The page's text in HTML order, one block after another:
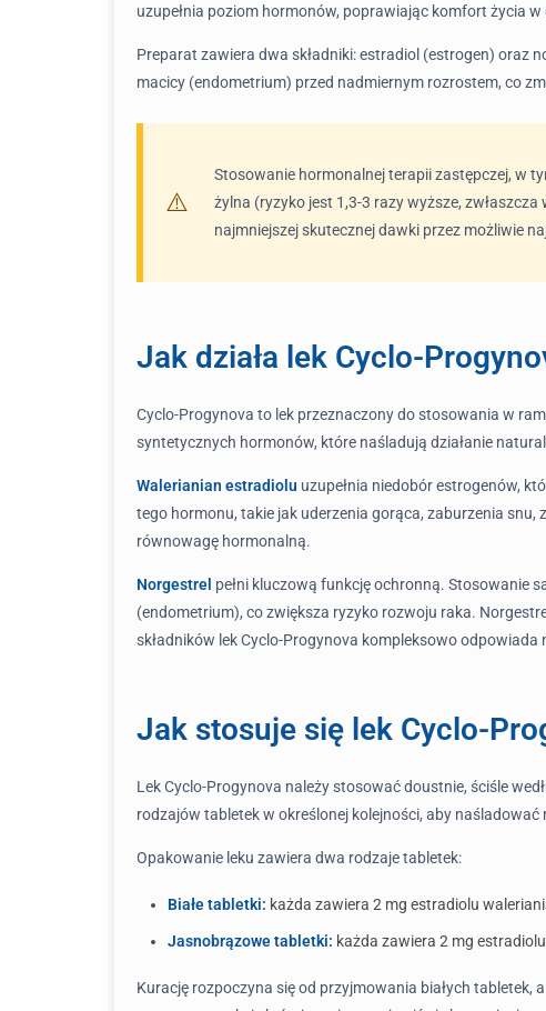
uzupełnia poziom hormonów, poprawiając komfort życia
Preparat zawiera dwa składniki: estradiol (estrogen) oraz
macicy (endometrium) przed nadmiernym rozrostem, co
Stosowanie hormonalnej terapii zastępczej, w
żylna (ryzyko jest 1,3-3 razy wyższe,
najmniejszej skutecznej dawki przez możliwie
Jak działa lek Cyclo-
Cyclo-Progynova to lek przeznaczony do stosowania w
syntetycznych hormonów, które naśladują działanie
Walerianian estradiolu uzupełnia niedobór estrogenów,
tego hormonu, takie jak uderzenia gorąca, zaburzenia
równowagę hormonalną.
Norgestrel pełni kluczową funkcję ochronną. Stosowanie
(endometrium), co zwiększa ryzyko rozwoju raka.
składników lek Cyclo-Progynova kompleksowo
Jak stosuje się lek Cyclo-
Lek Cyclo-Progynova należy stosować doustnie, ściśle
rodzajów tabletek w określonej kolejności, aby
Opakowanie leku zawiera dwa rodzaje tabletek:
Białe tabletki: każda zawiera 2 mg estradiolu
Jasnobrązowe tabletki: każda zawiera 2 mg
Kurację rozpoczyna się od przyjmowania białych